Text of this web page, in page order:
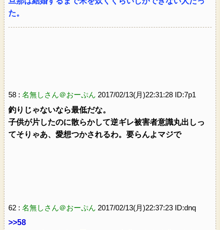
た。
58 : 名無しさん＠おーぷん 2017/02/13(月)22:31:28 ID:7p1
釣りじゃないなら最低だな。
子供が片したのに散らかして逆ギレ被害者意識丸出しっ
てそりゃあ、愛想つかされるわ。要らんよマジで
62 : 名無しさん＠おーぷん 2017/02/13(月)22:37:23 ID:dnq
>>58